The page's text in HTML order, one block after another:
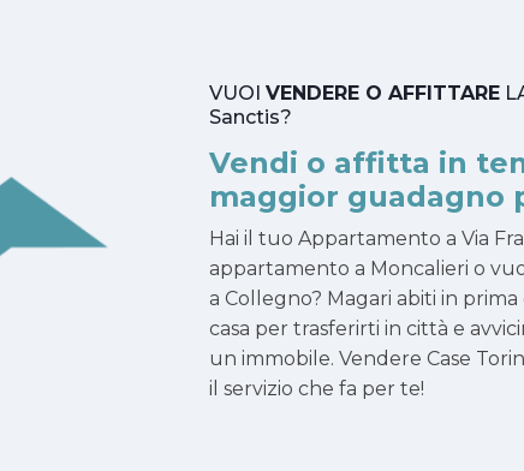
VUOI VENDERE O AFFITTARE
Sanctis?
Vendi o affitta in
maggior guadagno
Hai il tuo Appartamento a Via
appartamento a Moncalieri o
a Collegno? Magari abiti in
casa per trasferirti in città e
un immobile. Vendere Case
il servizio che fa per te!